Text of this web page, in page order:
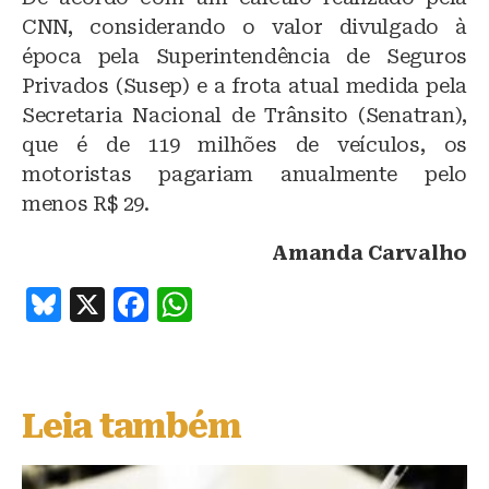
CNN, considerando o valor divulgado à
época pela Superintendência de Seguros
Privados (Susep) e a frota atual medida pela
Secretaria Nacional de Trânsito (Senatran),
que é de 119 milhões de veículos, os
motoristas pagariam anualmente pelo
menos R$ 29.
Amanda Carvalho
B
s
k
y
X
F
e
b
s
A
Leia também